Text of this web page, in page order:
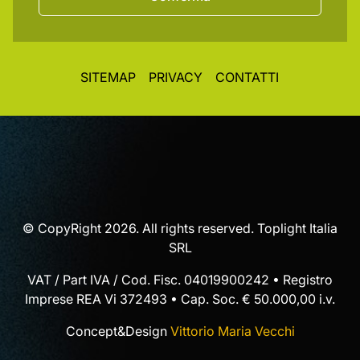
SITEMAP PRIVACY CONTATTI
© CopyRight 2026. All rights reserved. Toplight Italia
SRL
VAT / Part IVA / Cod. Fisc. 04019900242 • Registro
Imprese REA Vi 372493 • Cap. Soc. € 50.000,00 i.v.
Concept&Design Vittorio Maria Vecchi